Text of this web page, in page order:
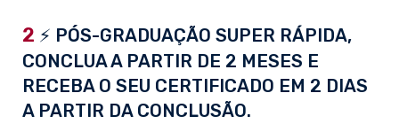
2 ⚡ PÓS-GRADUAÇÃO SUPER RÁPIDA,
CONCLUA A PARTIR DE 2 MESES E
RECEBA O SEU CERTIFICADO EM 2 DIAS
A PARTIR DA CONCLUSÃO.